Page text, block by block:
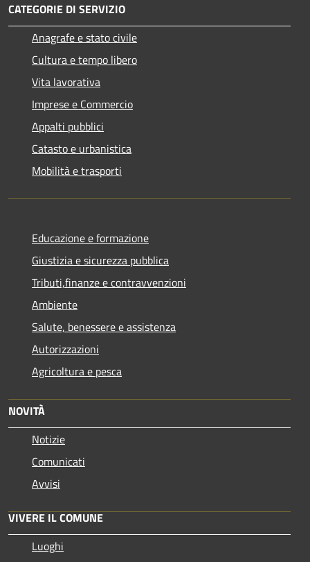
CATEGORIE DI SERVIZIO
Anagrafe e stato civile
Cultura e tempo libero
Vita lavorativa
Imprese e Commercio
Appalti pubblici
Catasto e urbanistica
Mobilità e trasporti
Educazione e formazione
Giustizia e sicurezza pubblica
Tributi,finanze e contravvenzioni
Ambiente
Salute, benessere e assistenza
Autorizzazioni
Agricoltura e pesca
NOVITÀ
Notizie
Comunicati
Avvisi
VIVERE IL COMUNE
Luoghi